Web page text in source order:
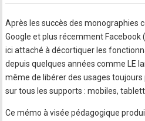
Après les succès des monographies
Google et plus récemment Facebook
ici attaché à décortiquer les
depuis quelques années comme LE
même de libérer des usages
sur tous les supports : mobiles,
Ce mémo à visée pédagogique